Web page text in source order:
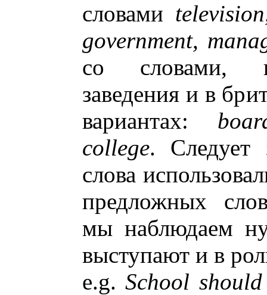
словами
government,
со словами,
заведения и в
вариантах:
college. Следует
слова
предложных
мы наблюдаем
выступают и в
e.g.School